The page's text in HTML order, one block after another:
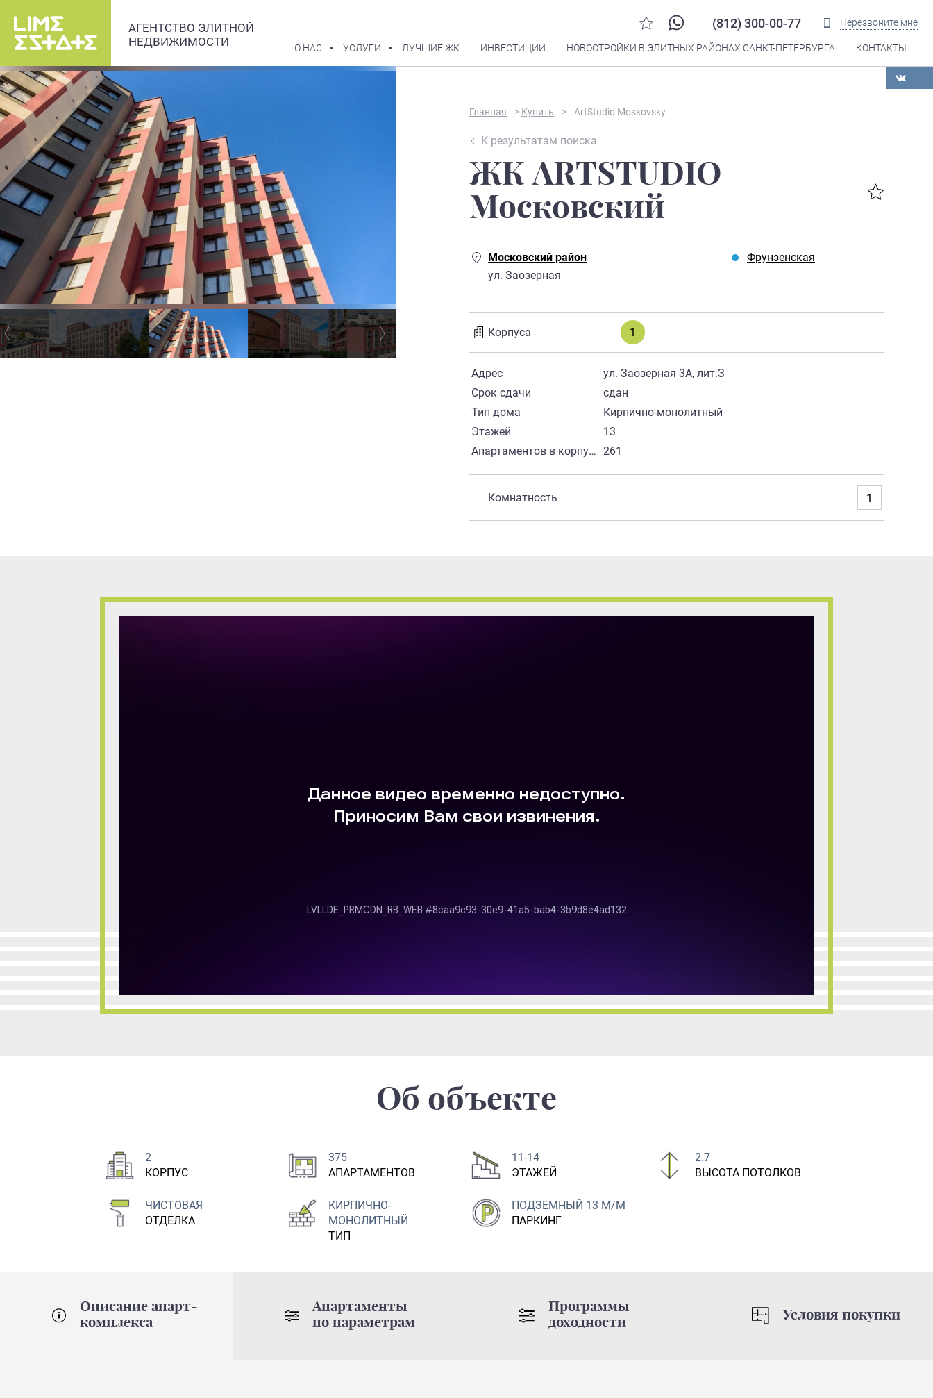
АГЕНТСТВО ЭЛИТНОЙ
НЕДВИЖИМОСТИ
(812) 300-00-77 Перезвоните мне
О НАС УСЛУГИ ЛУЧШИЕ ЖК ИНВЕСТИЦИИ НОВОСТРОЙКИ В ЭЛИТНЫХ РАЙОНАХ САНКТ-ПЕТЕРБУРГА КОНТАКТЫ
Главная > Купить > ArtStudio Moskovsky
К результатам поиска
ЖК ARTSTUDIO
Московский
Московский район
ул. Заозерная
Фрунзенская
Корпуса 1
Адрес
ул. Заозерная 3А, лит.З
Срок сдачи
сдан
Тип дома
Кирпично-монолитный
Этажей
13
Апартаментов в корпусе
261
Комнатность 1
Об объекте
2
КОРПУС
375
АПАРТАМЕНТОВ
11-14
ЭТАЖЕЙ
2.7
ВЫСОТА ПОТОЛКОВ
ЧИСТОВАЯ
ОТДЕЛКА
КИРПИЧНО-
МОНОЛИТНЫЙ
ТИП
ПОДЗЕМНЫЙ 13 М/М
ПАРКИНГ
Описание апарт-
комплекса
Апартаменты
по параметрам
Программы
доходности
Условия покупки
В избранное Распечатать